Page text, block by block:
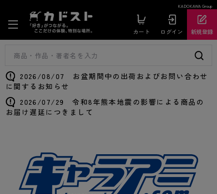
KADOKAWA Group
カート ログイン 新規登録
2026/08/07 お盆期間中の出荷およびお問い合わせ
に関するお知らせ
2026/07/29 令和8年熊本地震の影響による商品の
お届け遅延につきまして